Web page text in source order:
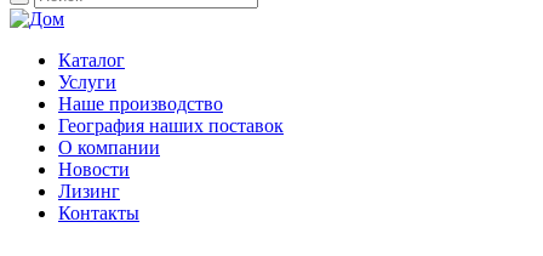
Каталог
Услуги
Наше производство
География наших поставок
О компании
Новости
Лизинг
Контакты